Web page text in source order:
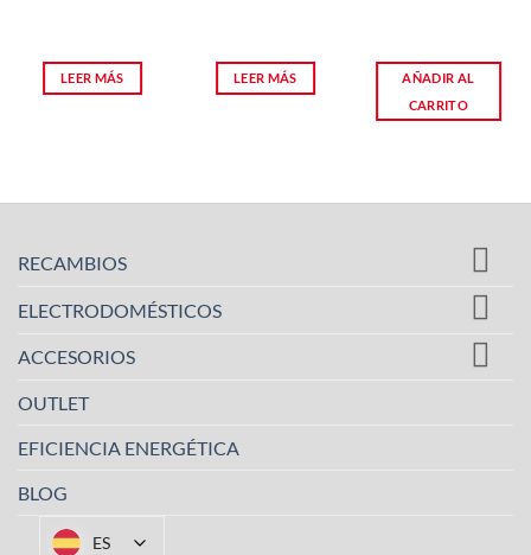
LEER MÁS LEER MÁS
AÑADIR AL
CARRITO
RECAMBIOS
ELECTRODOMÉSTICOS
ACCESORIOS
OUTLET
EFICIENCIA ENERGÉTICA
BLOG
ES